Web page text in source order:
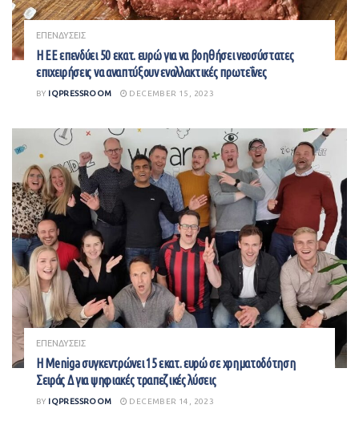
ΕΠΕΝΔΥΣΕΙΣ
Η ΕΕ επενδύει 50 εκατ. ευρώ για να βοηθήσει νεοσύστατες
επιχειρήσεις να αναπτύξουν εναλλακτικές πρωτεΐνες
BY IQPRESSROOM DECEMBER 15, 2023
ΕΠΕΝΔΥΣΕΙΣ
Η Meniga συγκεντρώνει 15 εκατ. ευρώ σε χρηματοδότηση
Σειράς Δ για ψηφιακές τραπεζικές λύσεις
BY IQPRESSROOM DECEMBER 14, 2023